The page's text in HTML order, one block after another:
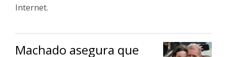
Internet.
Machado asegura que